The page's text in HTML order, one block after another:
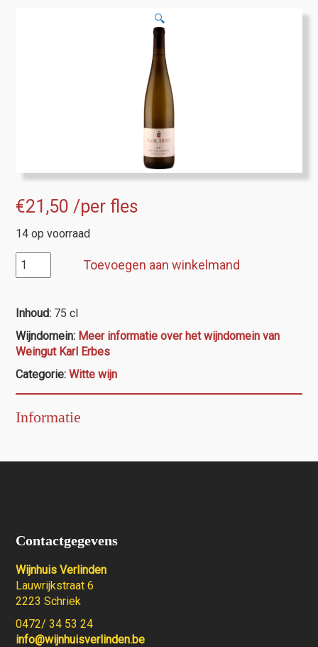
🔍
€21,50 /per fles
14 op voorraad
Karl
Erbes,
Würzgarten
Riesling
Auslese
2019
aantal
Toevoegen aan winkelmand
Inhoud: 75 cl
Wijndomein: Meer informatie over het wijndomein van
Weingut Karl Erbes
Categorie:Witte wijn
Informatie
Contactgegevens
Wijnhuis Verlinden
Lauwrijkstraat 6
2223 Schriek
0472/ 34 53 24
info@wijnhuisverlinden.be